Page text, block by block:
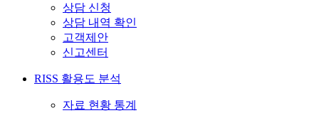
상담 신청
상담 내역 확인
고객제안
신고센터
RISS 활용도 분석
자료 현황 통계